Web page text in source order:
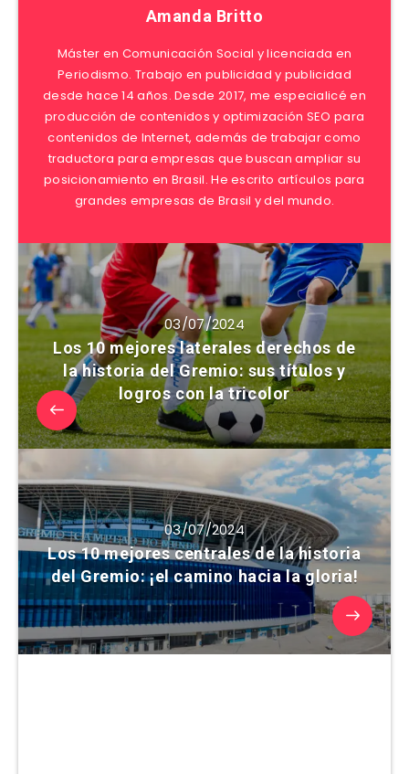
Amanda Britto
Máster en Comunicación Social y licenciada en
Periodismo. Trabajo en publicidad y publicidad
desde hace 14 años. Desde 2017, me especialicé en
producción de contenidos y optimización SEO para
contenidos de Internet, además de trabajar como
traductora para empresas que buscan ampliar su
posicionamiento en Brasil. He escrito artículos para
grandes empresas de Brasil y del mundo.
03/07/2024
Los 10 mejores laterales derechos de
la historia del Gremio: sus títulos y
logros con la tricolor
03/07/2024
Los 10 mejores centrales de la historia
del Gremio: ¡el camino hacia la gloria!